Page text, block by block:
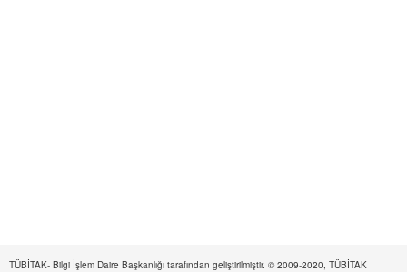
TÜBİTAK- Bilgi İşlem Daire Başkanlığı tarafından geliştirilmiştir. © 2009-2020, TÜBİTAK